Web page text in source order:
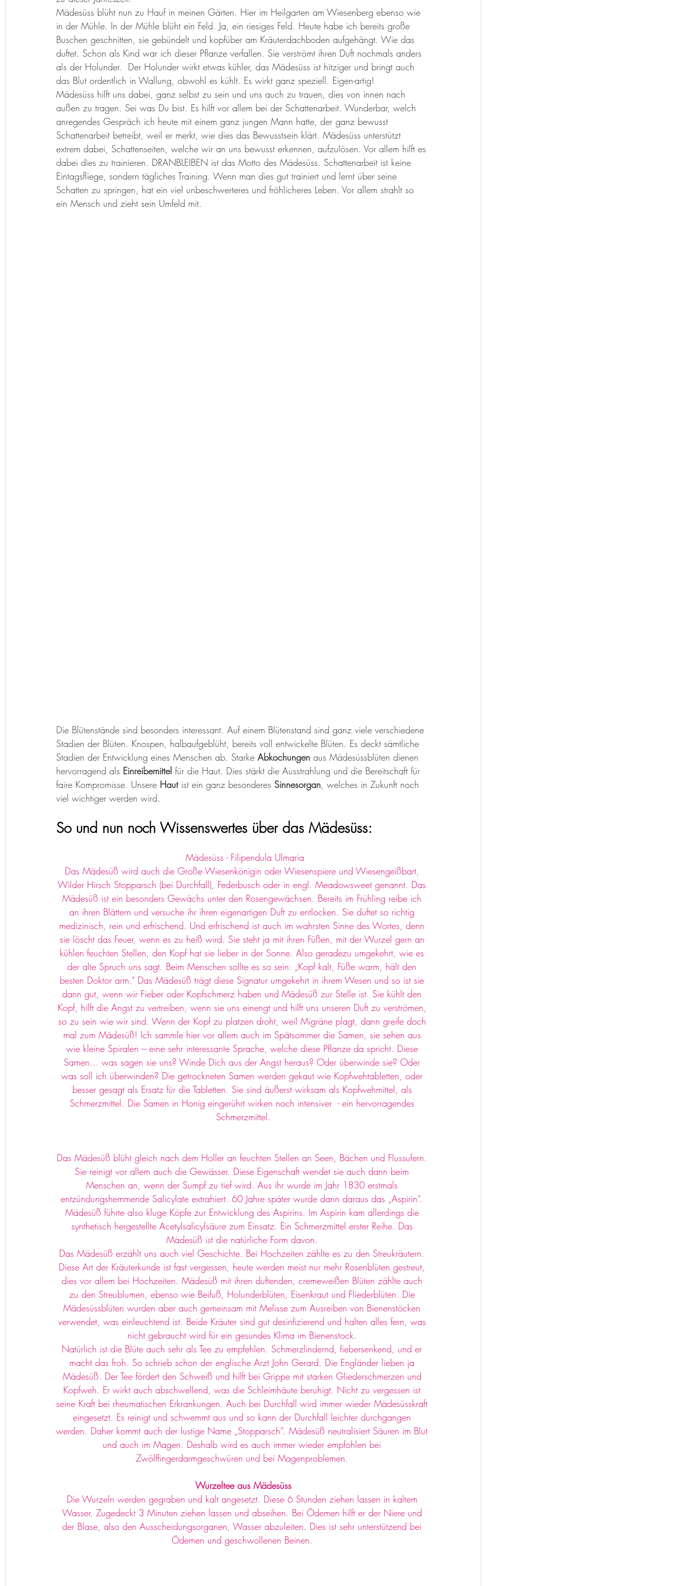
Herzenslieder Bastelideen Kunst-Hand-Werk Rat der 13 Großmütter Adventkalender 2021 Hildegard von Bingen
Geschichtenkiste Gedichte, Sprüche und Zitate
Mädesüss blüht nun zu Hauf in meinen Gärten. Hier im Heilgarten am Wiesenberg ebenso wie
in der Mühle. In der Mühle blüht ein Feld. Ja, ein riesiges Feld. Heute habe ich bereits große
Buschen geschnitten, sie gebündelt und kopfüber am Kräuterdachboden aufgehängt. Wie das
duftet. Schon als Kind war ich dieser Pflanze verfallen. Sie verströmt ihren Duft nochmals anders
als der Holunder.  Der Holunder wirkt etwas kühler, das Mädesüss ist hitziger und bringt auch
das Blut ordentlich in Wallung, obwohl es kühlt. Es wirkt ganz speziell. Eigen-artig!
Mädesüss hilft uns dabei, ganz selbst zu sein und uns auch zu trauen, dies von innen nach
außen zu tragen. Sei was Du bist. Es hilft vor allem bei der Schattenarbeit. Wunderbar, welch
anregendes Gespräch ich heute mit einem ganz jungen Mann hatte, der ganz bewusst
Schattenarbeit betreibt, weil er merkt, wie dies das Bewusstsein klärt. Mädesüss unterstützt
extrem dabei, Schattenseiten, welche wir an uns bewusst erkennen, aufzulösen. Vor allem hilft es
dabei dies zu trainieren. DRANBLEIBEN ist das Motto des Mädesüss. Schattenarbeit ist keine
Eintagsfliege, sondern tägliches Training. Wenn man dies gut trainiert und lernt über seine
Schatten zu springen, hat ein viel unbeschwerteres und fröhlicheres Leben. Vor allem strahlt so
ein Mensch und zieht sein Umfeld mit.
Die Blütenstände sind besonders interessant. Auf einem Blütenstand sind ganz viele verschiedene
Stadien der Blüten. Knospen, halbaufgeblüht, bereits voll entwickelte Blüten. Es deckt sämtliche
Stadien der Entwicklung eines Menschen ab. Starke Abkochungen aus Mädesüssblüten dienen
hervorragend als Einreibemittel für die Haut. Dies stärkt die Ausstrahlung und die Bereitschaft für
faire Kompromisse. Unsere Haut ist ein ganz besonderes Sinnesorgan, welches in Zukunft noch
viel wichtiger werden wird.
So und nun noch Wissenswertes über das Mädesüss:
Mädesüss - Filipendula Ulmaria
Das Mädesüß wird auch die Große Wiesenkönigin oder Wiesenspiere und Wiesengeißbart,
Wilder Hirsch Stopparsch (bei Durchfall), Federbusch oder in engl. Meadowsweet genannt. Das
Mädesüß ist ein besonders Gewächs unter den Rosengewächsen. Bereits im Frühling reibe ich
an ihren Blättern und versuche ihr ihren eigenartigen Duft zu entlocken. Sie duftet so richtig
medizinisch, rein und erfrischend. Und erfrischend ist auch im wahrsten Sinne des Wortes, denn
sie löscht das Feuer, wenn es zu heiß wird. Sie steht ja mit ihren Füßen, mit der Wurzel gern an
kühlen feuchten Stellen, den Kopf hat sie lieber in der Sonne. Also geradezu umgekehrt, wie es
der alte Spruch uns sagt. Beim Menschen sollte es so sein: „Kopf kalt, Füße warm, hält den
besten Doktor arm.“ Das Mädesüß trägt diese Signatur umgekehrt in ihrem Wesen und so ist sie
dann gut, wenn wir Fieber oder Kopfschmerz haben und Mädesüß zur Stelle ist. Sie kühlt den
Kopf, hilft die Angst zu vertreiben, wenn sie uns einengt und hilft uns unseren Duft zu verströmen,
so zu sein wie wir sind. Wenn der Kopf zu platzen droht, weil Migräne plagt, dann greife doch
mal zum Mädesüß! Ich sammle hier vor allem auch im Spätsommer die Samen, sie sehen aus
wie kleine Spiralen – eine sehr interessante Sprache, welche diese Pflanze da spricht. Diese
Samen… was sagen sie uns? Winde Dich aus der Angst heraus? Oder überwinde sie? Oder
was soll ich überwinden? Die getrockneten Samen werden gekaut wie Kopfwehtabletten, oder
besser gesagt als Ersatz für die Tabletten. Sie sind äußerst wirksam als Kopfwehmittel, als
Schmerzmittel. Die Samen in Honig eingerührt wirken noch intensiver  - ein hervorragendes
Schmerzmittel.
Das Mädesüß blüht gleich nach dem Holler an feuchten Stellen an Seen, Bächen und Flussufern.
Sie reinigt vor allem auch die Gewässer. Diese Eigenschaft wendet sie auch dann beim
Menschen an, wenn der Sumpf zu tief wird. Aus ihr wurde im Jahr 1830 erstmals
entzündungshemmende Salicylate extrahiert. 60 Jahre später wurde dann daraus das „Aspirin“.
Mädesüß führte also kluge Köpfe zur Entwicklung des Aspirins. Im Aspirin kam allerdings die
synthetisch hergestellte Acetylsalicylsäure zum Einsatz. Ein Schmerzmittel erster Reihe. Das
Mädesüß ist die natürliche Form davon.
Das Mädesüß erzählt uns auch viel Geschichte. Bei Hochzeiten zählte es zu den Streukräutern.
Diese Art der Kräuterkunde ist fast vergessen, heute werden meist nur mehr Rosenblüten gestreut,
dies vor allem bei Hochzeiten. Mädesüß mit ihren duftenden, cremeweißen Blüten zählte auch
zu den Streublumen, ebenso wie Beifuß, Holunderblüten, Eisenkraut und Fliederblüten. Die
Mädesüssblüten wurden aber auch gemeinsam mit Melisse zum Ausreiben von Bienenstöcken
verwendet, was einleuchtend ist. Beide Kräuter sind gut desinfizierend und halten alles fern, was
nicht gebraucht wird für ein gesundes Klima im Bienenstock.
Natürlich ist die Blüte auch sehr als Tee zu empfehlen. Schmerzlindernd, fiebersenkend, und er
macht das froh. So schrieb schon der englische Arzt John Gerard. Die Engländer lieben ja
Mädesüß. Der Tee fördert den Schweiß und hilft bei Grippe mit starken Gliederschmerzen und
Kopfweh. Er wirkt auch abschwellend, was die Schleimhäute beruhigt. Nicht zu vergessen ist
seine Kraft bei rheumatischen Erkrankungen. Auch bei Durchfall wird immer wieder Mädesüsskraft
eingesetzt. Es reinigt und schwemmt aus und so kann der Durchfall leichter durchgangen
werden. Daher kommt auch der lustige Name „Stopparsch“. Mädesüß neutralisiert Säuren im Blut
und auch im Magen. Deshalb wird es auch immer wieder empfohlen bei
Zwölffingerdarmgeschwüren und bei Magenproblemen.
Wurzeltee aus Mädesüss
Die Wurzeln werden gegraben und kalt angesetzt. Diese 6 Stunden ziehen lassen in kaltem
Wasser. Zugedeckt 3 Minuten ziehen lassen und abseihen. Bei Ödemen hilft er der Niere und
der Blase, also den Ausscheidungsorganen, Wasser abzuleiten. Dies ist sehr unterstützend bei
Ödemen und geschwollenen Beinen.